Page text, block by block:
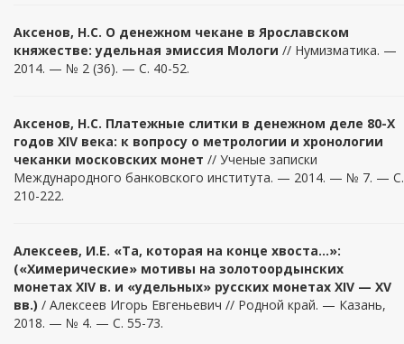
Аксенов, Н.С. О денежном чекане в Ярославском
княжестве: удельная эмиссия Мологи // Нумизматика. —
2014. — № 2 (36). — С. 40-52.
Аксенов, Н.С. Платежные слитки в денежном деле 80-Х
годов XIV века: к вопросу о метрологии и хронологии
чеканки московских монет // Ученые записки
Международного банковского института. — 2014. — № 7. — С.
210-222.
Алексеев, И.Е. «Та, которая на конце хвоста…»:
(«Химерические» мотивы на золотоордынских
монетах XIV в. и «удельных» русских монетах XIV — XV
вв.) / Алексеев Игорь Евгеньевич // Родной край. — Казань,
2018. — № 4. — С. 55-73.